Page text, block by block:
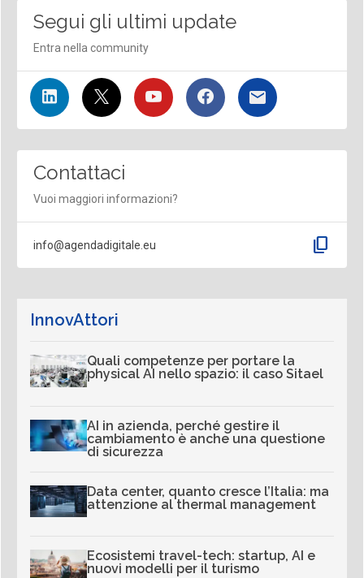
Segui gli ultimi update
Entra nella community
Contattaci
Vuoi maggiori informazioni?
info@agendadigitale.eu content_copy
InnovAttori
Quali competenze per portare la
physical AI nello spazio: il caso Sitael
AI in azienda, perché gestire il
cambiamento è anche una questione
di sicurezza
Data center, quanto cresce l’Italia: ma
attenzione al thermal management
Ecosistemi travel-tech: startup, AI e
nuovi modelli per il turismo